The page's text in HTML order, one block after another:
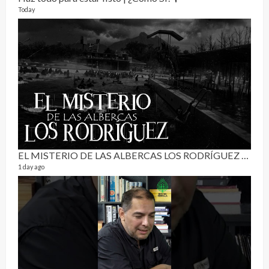
Today
EL MISTERIO DE LAS ALBERCAS LOS RODRÍGUEZ | RELATO PARANORMAL
1 day ago